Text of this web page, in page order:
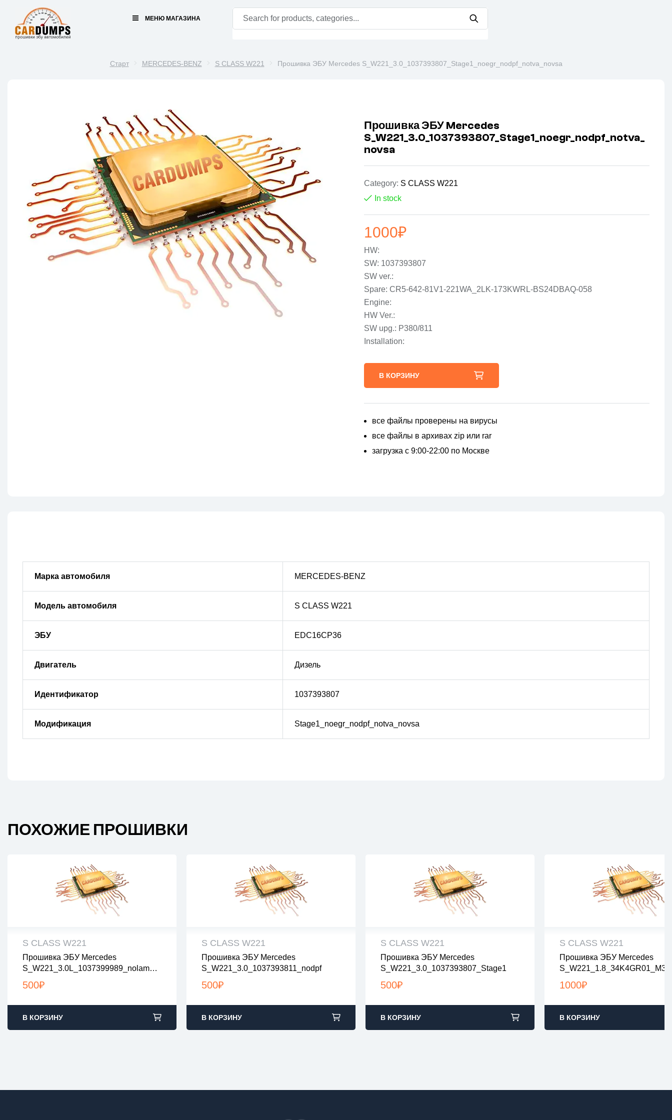
МЕНЮ МАГАЗИНА
Старт MERCEDES-BENZ S CLASS W221 Прошивка ЭБУ Mercedes S_W221_3.0_1037393807_Stage1_noegr_nodpf_notva_novsa
Прошивка ЭБУ Mercedes
S_W221_3.0_1037393807_Stage1_noegr_nodpf_notva_
novsa
Category: S CLASS W221
In stock
1000₽
HW:
SW: 1037393807
SW ver.:
Spare: CR5-642-81V1-221WA_2LK-173KWRL-BS24DBAQ-058
Engine:
HW Ver.:
SW upg.: P380/811
Installation:
В КОРЗИНУ
все файлы проверены на вирусы
все файлы в архивах zip или rar
загрузка с 9:00-22:00 по Москве
Марка автомобиля MERCEDES-BENZ
Модель автомобиля S CLASS W221
ЭБУ EDC16CP36
Двигатель Дизель
Идентификатор 1037393807
Модификация Stage1_noegr_nodpf_notva_novsa
ПОХОЖИЕ ПРОШИВКИ
S CLASS W221
Прошивка ЭБУ Mercedes
S_W221_3.0L_1037399989_nolambd
500₽
все файлы проверены на вирусы
все файлы в архивах zip или rar
загрузка с 9:00-22:00 по Москве
В КОРЗИНУ
S CLASS W221
Прошивка ЭБУ Mercedes
S_W221_3.0_1037393811_nodpf
500₽
все файлы проверены на вирусы
все файлы в архивах zip или rar
загрузка с 9:00-22:00 по Москве
В КОРЗИНУ
S CLASS W221
Прошивка ЭБУ Mercedes
S_W221_3.0_1037393807_Stage1
500₽
все файлы проверены на вирусы
все файлы в архивах zip или rar
загрузка с 9:00-22:00 по Москве
В КОРЗИНУ
S CLASS W221
Прошивка ЭБУ Mercedes
1000₽
все файлы проверены на
все файлы в архивах zip или
загрузка с 9:00-22:00 по Москве
В КОРЗИНУ